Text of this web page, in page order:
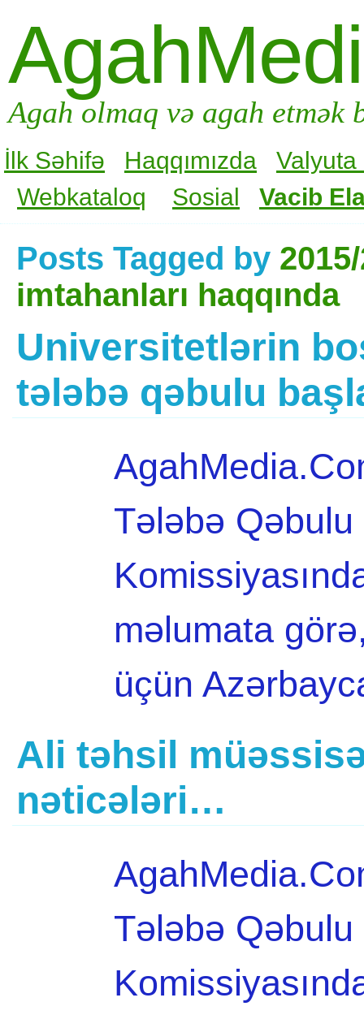
Agah olmaq və agah
İlk Səhifə Haqqımızda
Valyuta
Webkataloq
Sosial Vacib
Posts Tagged by
imtahanları haqqında
Universitetlərin
tələbə qəbulu
Tələbə
məlumata
üçün
Ali təhsil
nəticələri…
Tələbə